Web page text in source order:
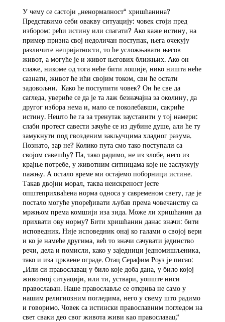
У чему се састоји „ненормалност“ хришћанина?
Представимо себи овакву ситуацију: човек стоји пред
избором: рећи истину или слагати? Ако каже истину, на
пример призна свој недоличан поступак, њега очекују
различите непријатности, то ће усложњавати његов
живот, а могуће је и живот његових ближњих. Ако он
слаже, никоме од тога неће бити лошије, нико ништа неће
сазнати, живот ће ићи својим током, сви ће остати
задовољни. Како ће поступити човек? Он ће све да
сагледа, увериће се да је та лаж безначајна за околину, да
другог избора нема и, мало се поколебавши, сакриће
истину. Нешто ће га за тренутак зауставити у тој намери:
слаби протест савести зачуће се из дубине душе, али ће ту
замукнути под гвозденим закључцима хладног разума.
Познато, зар не? Колико пута смо тако поступали са
својом савешћу? Па, тако радимо, не из злобе, него из
крајње потребе, у животним ситницама које не заслужују
пажњу. А остало време ми остајемо поборници истине.
Такав двојни морал, таква неискреност јесте
општеприхваћена норма односа у савременом свету, где је
постало могуће упоређивати љубав према човечанству са
мржњом према комшији иза зида. Може ли хришћанин да
прихвати ову норму? Бити хришћанин данас значи: бити
исповедник. Није исповедник онај ко галами о својој вери
и ко је намеће другима, већ то значи сачувати јединство
речи, дела и помисли, како у заједници једномишљеника,
тако и иза црквене ограде. Отац Серафим Роуз је писао:
„Или си православац у било које доба дана, у било којој
животној ситуацији, или ти, уствари, уопште ниси
православан. Наше православље се открива не само у
нашим религиозним погледима, него у свему што радимо
и говоримо. Човек са истински православним погледом на
свет сваки део свог живота живи као православац.“